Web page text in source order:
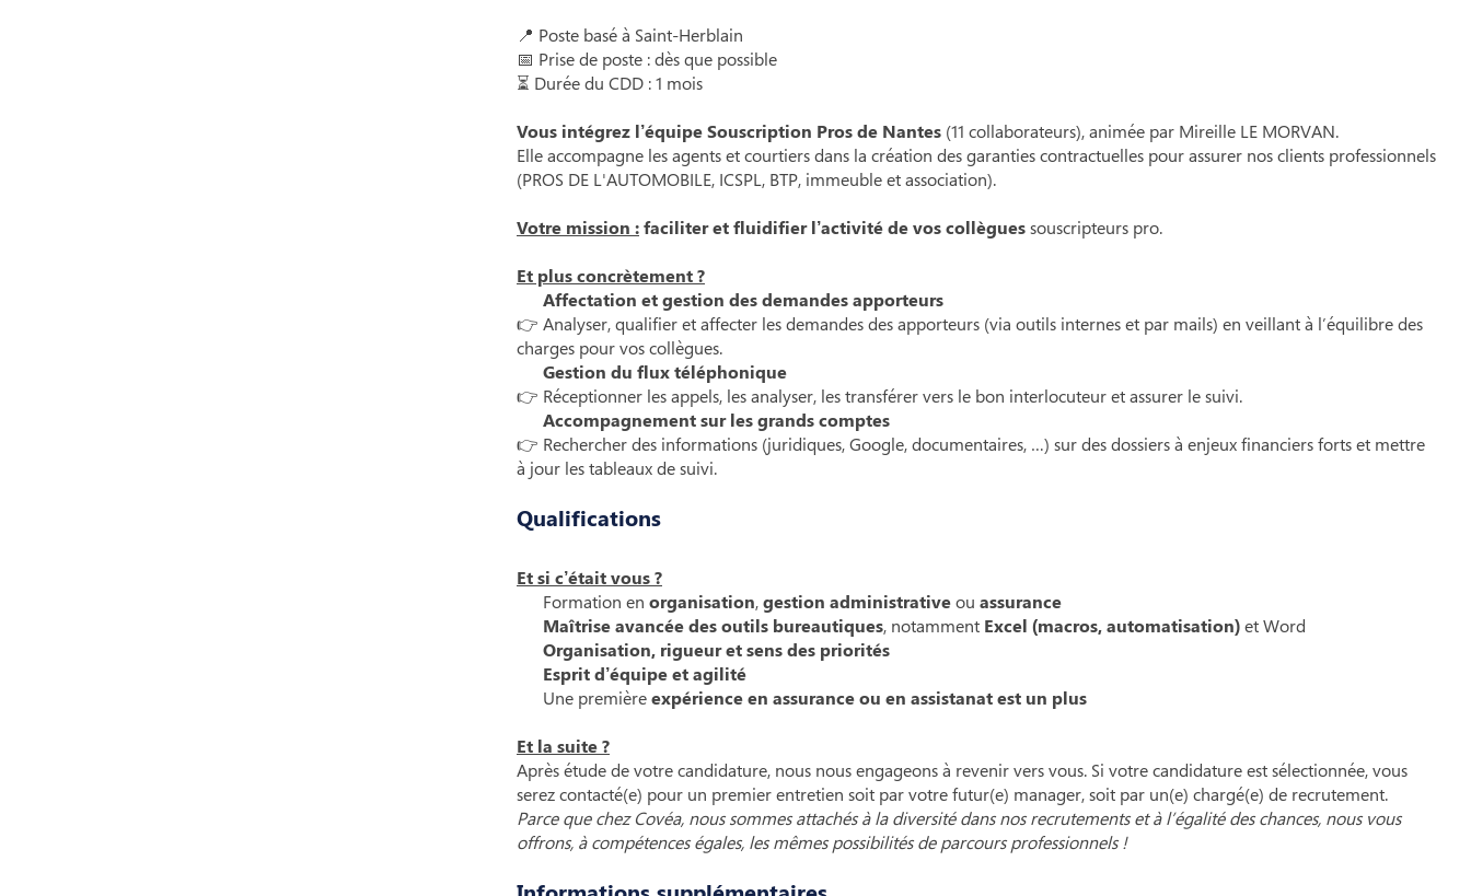
📍 Poste basé à Saint-Herblain
📅 Prise de poste : dès que possible
⏳ Durée du CDD : 1 mois
Vous intégrez l’équipe Souscription Pros de Nantes (11 collaborateurs), animée par Mireille LE MORVAN.
Elle accompagne les agents et courtiers dans la création des garanties contractuelles pour assurer nos clients professionnels
(PROS DE L'AUTOMOBILE, ICSPL, BTP, immeuble et association).
Votre mission :faciliter et fluidifier l’activité de vos collèguessouscripteurs pro.
Et plus concrètement ?
Affectation et gestion des demandes apporteurs
👉 Analyser, qualifier et affecter les demandes des apporteurs (via outils internes et par mails) en veillant à l’équilibre des
charges pour vos collègues.
Gestion du flux téléphonique
👉 Réceptionner les appels, les analyser, les transférer vers le bon interlocuteur et assurer le suivi.
Accompagnement sur les grands comptes
👉 Rechercher des informations (juridiques, Google, documentaires, …) sur des dossiers à enjeux financiers forts et mettre
à jour les tableaux de suivi.
Qualifications
Et si c’était vous ?
Formation en organisation,gestion administrativeou assurance
Maîtrise avancée des outils bureautiques, notamment Excel (macros, automatisation)et Word
Organisation, rigueur et sens des priorités
Esprit d’équipe et agilité
Une premièreexpérience en assurance ou en assistanat est un plus
Et la suite ?
Après étude de votre candidature, nous nous engageons à revenir vers vous. Si votre candidature est sélectionnée, vous
serez contacté(e) pour un premier entretien soit par votre futur(e) manager, soit par un(e) chargé(e) de recrutement.
Parce que chez Covéa, nous sommes attachés à la diversité dans nos recrutements et à l’égalité des chances, nous vous
offrons, à compétences égales, les mêmes possibilités de parcours professionnels !